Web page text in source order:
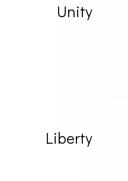
Unity
Liberty